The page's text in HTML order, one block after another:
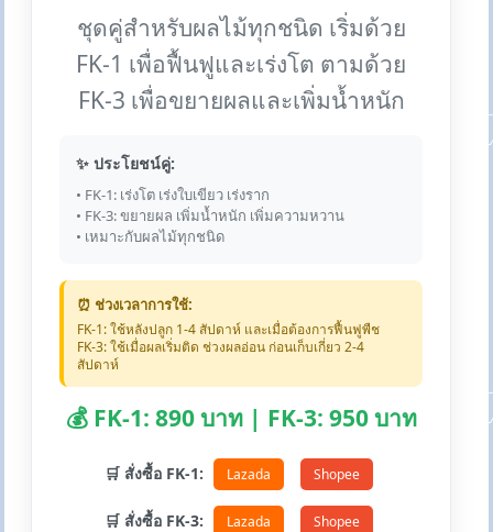
ชุดคู่สำหรับผลไม้ทุกชนิด เริ่มด้วย
FK-1 เพื่อฟื้นฟูและเร่งโต ตามด้วย
FK-3 เพื่อขยายผลและเพิ่มน้ำหนัก
✨ ประโยชน์คู่:
• FK-1: เร่งโต เร่งใบเขียว เร่งราก
• FK-3: ขยายผล เพิ่มน้ำหนัก เพิ่มความหวาน
• เหมาะกับผลไม้ทุกชนิด
⏰ ช่วงเวลาการใช้:
FK-1: ใช้หลังปลูก 1-4 สัปดาห์ และเมื่อต้องการฟื้นฟูพืช
FK-3: ใช้เมื่อผลเริ่มติด ช่วงผลอ่อน ก่อนเก็บเกี่ยว 2-4
สัปดาห์
💰 FK-1: 890 บาท | FK-3: 950 บาท
🛒 สั่งซื้อ FK-1: Lazada Shopee
🛒 สั่งซื้อ FK-3: Lazada Shopee